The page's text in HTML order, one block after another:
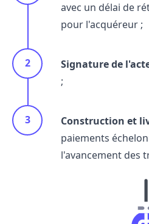
avec un délai de
pour l'acquéreur ;
Signature de
;
Construction et
paiements
l'avancement des